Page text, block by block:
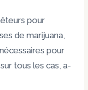
pour
de marijuana,
pour
tous les cas, a-